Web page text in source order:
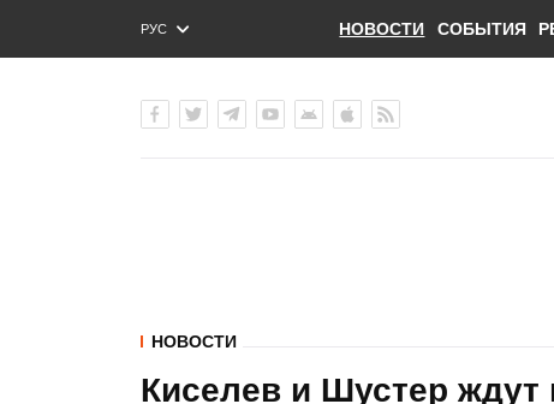
РУС
ENG
НОВОСТИ СОБЫТИЯ
НОВОСТИ
Киселев и Шустер ждут